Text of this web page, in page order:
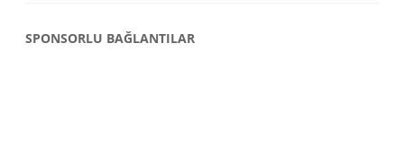
SPONSORLU BAĞLANTILAR